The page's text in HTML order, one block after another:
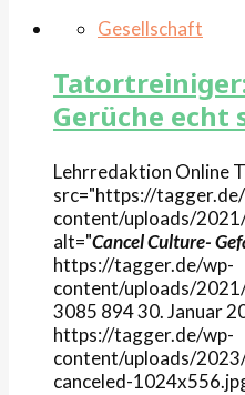
Gesellschaft
Gerüche echt
Lehrredaktion Online
src="https://
content/uploads/
alt="Cancel Culture-
https://tagger.de/wp-
content/uploads/
3085 89430. Januar
https://tagger.de/wp-
content/uploads/
canceled-